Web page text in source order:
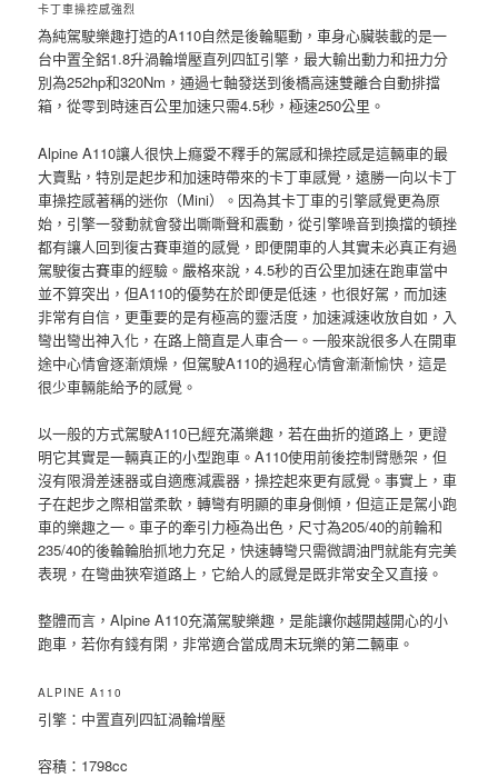
卡丁車操控感強烈
為純駕駛樂趣打造的A110自然是後輪驅動，車身心臟裝載的是一
台中置全鋁1.8升渦輪增壓直列四缸引擎，最大輸出動力和扭力分
別為252hp和320Nm，通過七軸發送到後橋高速雙離合自動排擋
箱，從零到時速百公里加速只需4.5秒，極速250公里。
Alpine A110讓人很快上癮愛不釋手的駕感和操控感是這輛車的最
大賣點，特別是起步和加速時帶來的卡丁車感覺，遠勝一向以卡丁
車操控感著稱的迷你（Mini）。因為其卡丁車的引擎感覺更為原
始，引擎一發動就會發出嘶嘶聲和震動，從引擎噪音到換擋的頓挫
都有讓人回到復古賽車道的感覺，即便開車的人其實未必真正有過
駕駛復古賽車的經驗。嚴格來說，4.5秒的百公里加速在跑車當中
並不算突出，但A110的優勢在於即便是低速，也很好駕，而加速
非常有自信，更重要的是有極高的靈活度，加速減速收放自如，入
彎出彎出神入化，在路上簡直是人車合一。一般來說很多人在開車
途中心情會逐漸煩燥，但駕駛A110的過程心情會漸漸愉快，這是
很少車輛能給予的感覺。
以一般的方式駕駛A110已經充滿樂趣，若在曲折的道路上，更證
明它其實是一輛真正的小型跑車。A110使用前後控制臂懸架，但
沒有限滑差速器或自適應減震器，操控起來更有感覺。事實上，車
子在起步之際相當柔軟，轉彎有明顯的車身側傾，但這正是駕小跑
車的樂趣之一。車子的牽引力極為出色，尺寸為205/40的前輪和
235/40的後輪輪胎抓地力充足，快速轉彎只需微調油門就能有完美
表現，在彎曲狹窄道路上，它給人的感覺是既非常安全又直接。
整體而言，Alpine A110充滿駕駛樂趣，是能讓你越開越開心的小
跑車，若你有錢有閑，非常適合當成周末玩樂的第二輛車。
ALPINE A110
引擎：中置直列四缸渦輪增壓
容積：1798cc